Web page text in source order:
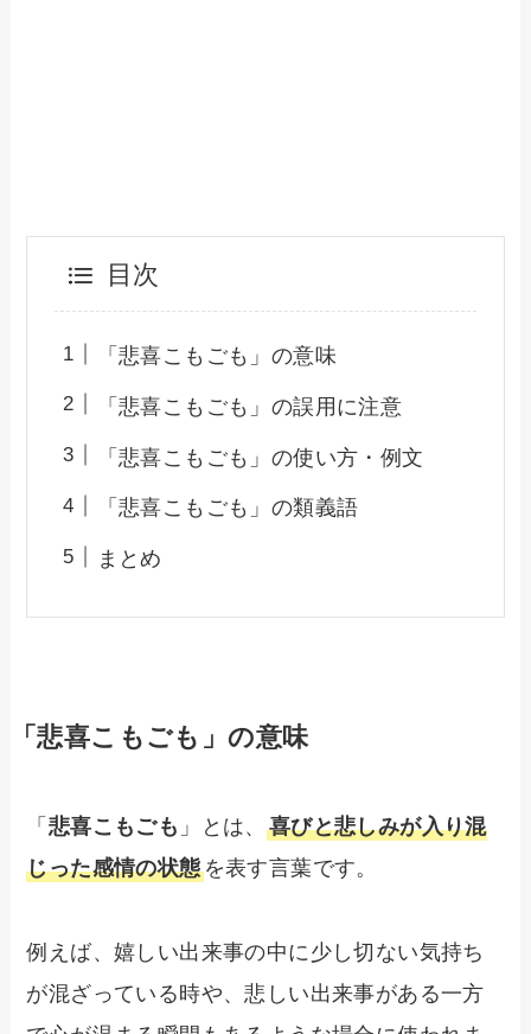
目次
「悲喜こもごも」の意味
「悲喜こもごも」の誤用に注意
「悲喜こもごも」の使い方・例文
「悲喜こもごも」の類義語
まとめ
「悲喜こもごも」の意味
「 悲喜こもごも 」とは、 喜びと悲しみが入り混
じった感情の状態を表す言葉です。
例えば、嬉しい出来事の中に少し切ない気持ち
が混ざっている時や、悲しい出来事がある一方